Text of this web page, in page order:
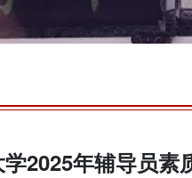
2025年辅导员素